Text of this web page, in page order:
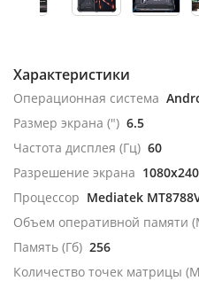
Характеристики
Операционная система
Размер экрана (") 6.5
Частота дисплея (Гц) 60
Разрешение экрана
Процессор Mediatek
Объем оперативной памяти
Память (Гб) 256
Количество точек матрицы